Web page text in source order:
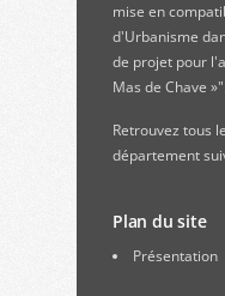
mise en
d'Urbanisme
de projet pour
Mas de Chave »".
Retrouvez tous
département
Plan du site
Présentation